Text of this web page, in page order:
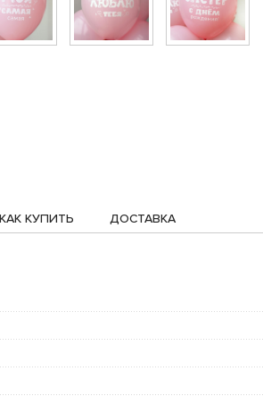
КАК КУПИТЬ ДОСТАВКА